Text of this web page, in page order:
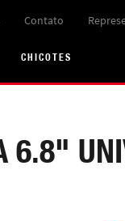
Contato
CHICOTES
6.8"